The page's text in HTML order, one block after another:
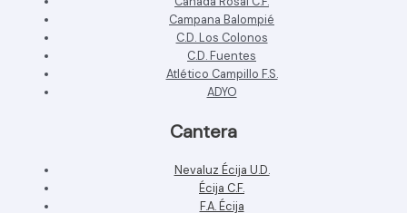
Campana Balompié
C.D. Los Colonos
C.D. Fuentes
Atlético Campillo F.S.
ADYO
Cantera
Nevaluz Écija U.D.
Écija C.F.
F.A. Écija